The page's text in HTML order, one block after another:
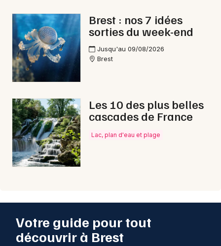
Brest : nos 7 idées
sorties du week-end
Jusqu'au 09/08/2026
Brest
Les 10 des plus belles
cascades de France
Lac, plan d'eau et plage
Votre guide pour tout
découvrir à Brest